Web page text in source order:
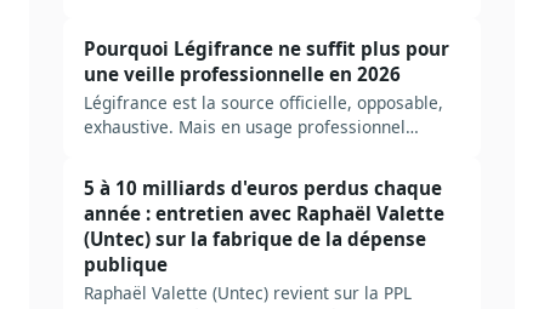
dans la mécanique réelle du JORF, et ce qu'il
faut industrialiser pour ne pas se noyer.
Pourquoi Légifrance ne suffit plus pour
une veille professionnelle en 2026
Légifrance est la source officielle, opposable,
exhaustive. Mais en usage professionnel
construire une couche par-dessus. Tour
d'horizon honnête, sans le pitch.
5 à 10 milliards d'euros perdus chaque
année : entretien avec Raphaël Valette
(Untec) sur la fabrique de la dépense
publique
Raphaël Valette (Untec) revient sur la PPL